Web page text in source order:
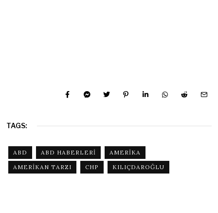
TAGS:
ABD ABD HABERLERI
AMERIKA
AMERIKAN TARZI
CHP KILIÇDAROĞLU